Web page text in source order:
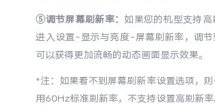
X300 Pro
S30 Pro mini
Y500 Pro
⑤调节屏幕刷新率： 如果您的机型支持
进入设置-显示与亮度-屏幕刷新率，调节
可以获得更加流畅的动态画面显示效果。
*注：如果看不到屏幕刷新率设置选项，
用60Hz标准刷新率，不支持设置高刷新率